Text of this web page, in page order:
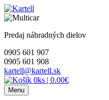
Skip
to
Predaj náhradných dielov
0905 601 907
0905 601 908
kartell@kartell.sk
0ks | 0.00€
Menu